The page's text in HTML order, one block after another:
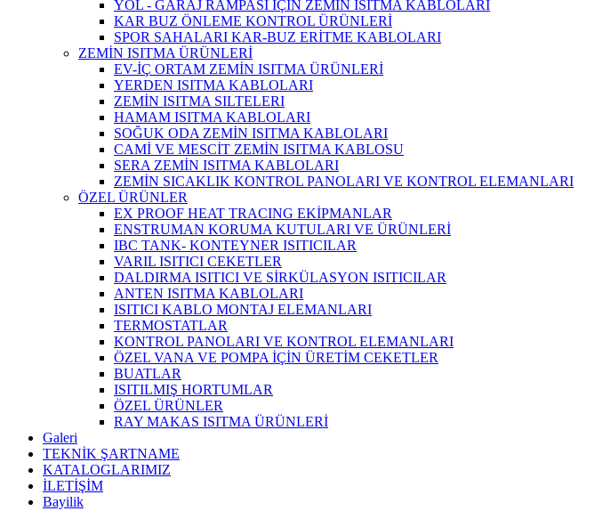
YOL - GARAJ RAMPASI İÇİN ZEMİN ISITMA KABLOLARI
KAR BUZ ÖNLEME KONTROL ÜRÜNLERİ
SPOR SAHALARI KAR-BUZ ERİTME KABLOLARI
ZEMİN ISITMA ÜRÜNLERİ
EV-İÇ ORTAM ZEMİN ISITMA ÜRÜNLERİ
YERDEN ISITMA KABLOLARI
ZEMİN ISITMA SILTELERI
HAMAM ISITMA KABLOLARI
SOĞUK ODA ZEMİN ISITMA KABLOLARI
CAMİ VE MESCİT ZEMİN ISITMA KABLOSU
SERA ZEMİN ISITMA KABLOLARI
ZEMİN SICAKLIK KONTROL PANOLARI VE KONTROL ELEMANLARI
ÖZEL ÜRÜNLER
EX PROOF HEAT TRACING EKİPMANLAR
ENSTRUMAN KORUMA KUTULARI VE ÜRÜNLERİ
IBC TANK- KONTEYNER ISITICILAR
VARIL ISITICI CEKETLER
DALDIRMA ISITICI VE SİRKÜLASYON ISITICILAR
ANTEN ISITMA KABLOLARI
ISITICI KABLO MONTAJ ELEMANLARI
TERMOSTATLAR
KONTROL PANOLARI VE KONTROL ELEMANLARI
ÖZEL VANA VE POMPA İÇİN ÜRETİM CEKETLER
BUATLAR
ISITILMIŞ HORTUMLAR
ÖZEL ÜRÜNLER
RAY MAKAS ISITMA ÜRÜNLERİ
Galeri
TEKNİK ŞARTNAME
KATALOGLARIMIZ
İLETİŞİM
Bayilik